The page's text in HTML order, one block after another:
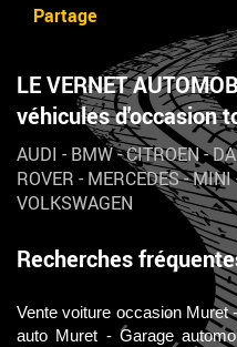
Partage
LE VERNET
véhicules d'occasion
AUDI - BMW-CITROEN-
ROVER - MERCEDES-MINI
VOLKSWAGEN
Recherches
Vente voiture occasion Muret
auto Muret
Garage